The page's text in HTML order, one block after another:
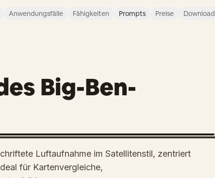
Anwendungsfälle Fähigkeiten Prompts Preise Download
Big-Ben-
Luftaufnahme im Satellitenstil, zentriert
für Kartenvergleiche,